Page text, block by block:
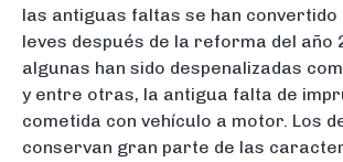
las antiguas faltas se han convertido
leves después de la reforma del año
algunas han sido despenalizadas
y entre otras, la antigua falta de
cometida con vehículo a motor. Los
conservan gran parte de las